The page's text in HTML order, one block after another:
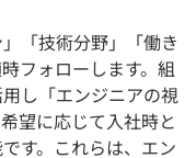
「技術分野」「働き
フォローします。組
し「エンジニアの視
望に応じて入社時と
す。これらは、エン